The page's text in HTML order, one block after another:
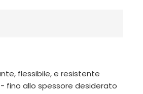
flessibile, e resistente
fino allo spessore desiderato